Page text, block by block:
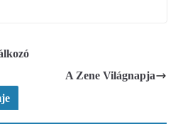
A Zene Világnapja